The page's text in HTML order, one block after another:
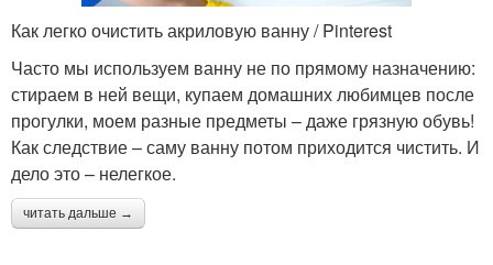
Как легко очистить акриловую ванну / Pinterest
Часто мы используем ванну не по прямому назначению:
стираем в ней вещи, купаем домашних любимцев после
прогулки, моем разные предметы – даже грязную обувь!
Как следствие – саму ванну потом приходится чистить. И
дело это – нелегкое.
читать дальше →